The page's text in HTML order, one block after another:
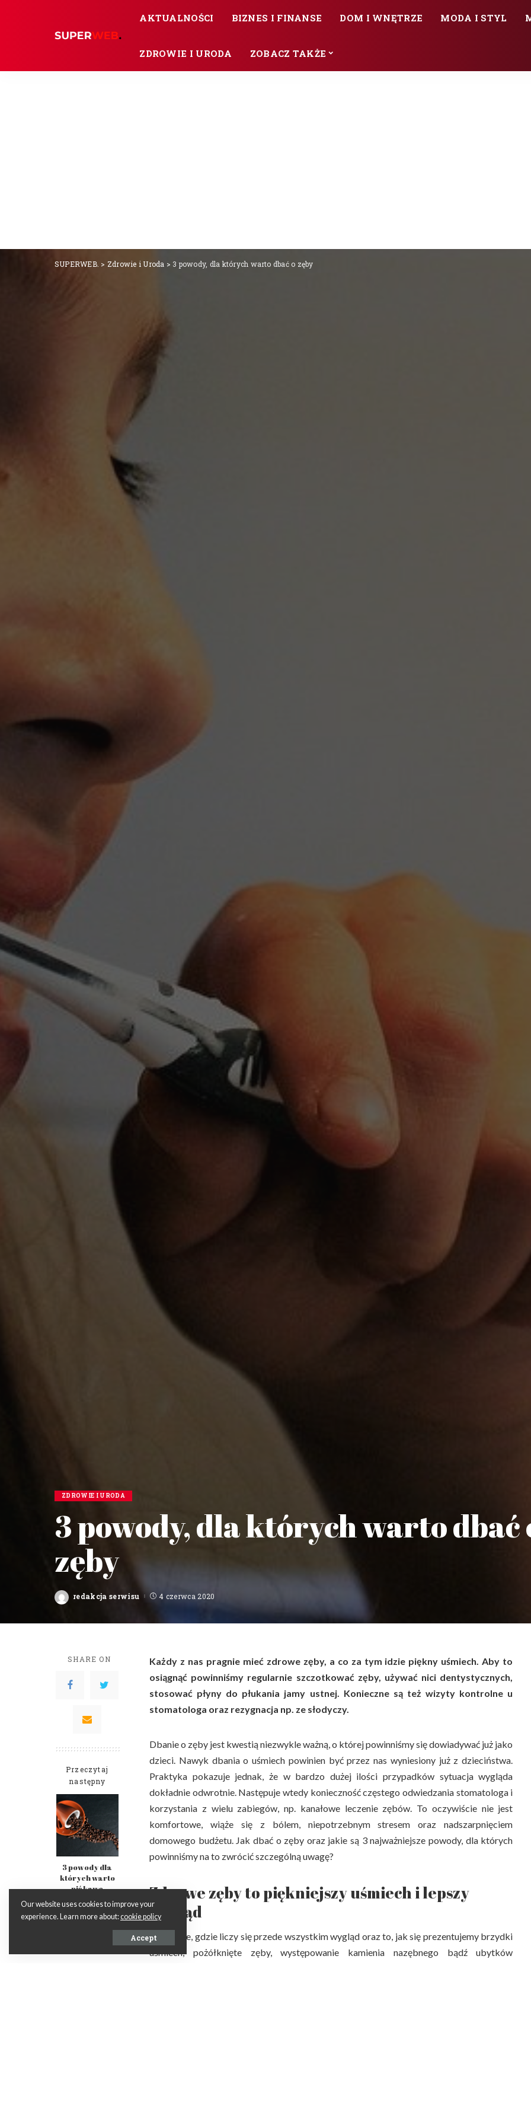
AKTUALNOŚCI BIZNES I FINANSE DOM I WNĘTRZE MODA I STYL
ZDROWIE I URODA ZOBACZ TAKŻE
SUPERWEB. > Zdrowie i Uroda > 3 powody, dla których warto dbać o zęby
ZDROWIE I URODA
3 powody, dla których warto dbać
zęby
Posted
redakcja serwisu 4 czerwca 2020
SHARE ON
Przeczytaj
następny
3 powody dla
których warto
pić kawę
Każdy z nas pragnie mieć zdrowe zęby, a co za tym idzie piękny uśmiech. Aby to
osiągnąć powinniśmy regularnie szczotkować zęby, używać nici dentystycznych,
stosować płyny do płukania jamy ustnej. Konieczne są też wizyty kontrolne u
stomatologa oraz rezygnacja np. ze słodyczy.
Dbanie o zęby jest kwestią niezwykle ważną, o której powinniśmy się dowiadywać już jako
dzieci. Nawyk dbania o uśmiech powinien być przez nas wyniesiony już z dzieciństwa.
Praktyka pokazuje jednak, że w bardzo dużej ilości przypadków sytuacja wygląda
dokładnie odwrotnie. Następuje wtedy konieczność częstego odwiedzania stomatologa i
korzystania z wielu zabiegów, np. kanałowe leczenie zębów. To oczywiście nie jest
komfortowe, wiąże się z bólem, niepotrzebnym stresem oraz nadszarpnięciem
domowego budżetu. Jak dbać o zęby oraz jakie są 3 najważniejsze powody, dla których
powinniśmy na to zwrócić szczególną uwagę?
Zdrowe zęby to piękniejszy uśmiech i lepszy
wygląd
W świecie, gdzie liczy się przede wszystkim wygląd oraz to, jak się prezentujemy brzydki
uśmiech, pożółknięte zęby, występowanie kamienia nazębnego bądź ubytków
Our website uses cookies to improve your
experience. Learn more about:cookie policy
Accept